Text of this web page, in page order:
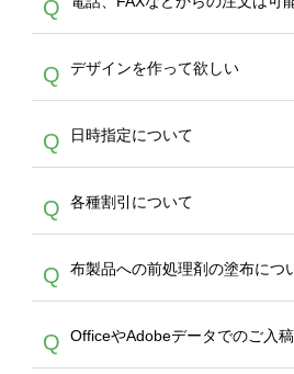
は、サポートが担当する
やタンブラーコンシェル
作する数量が多ければ
サービスよりも低価格
す。
ドできるデータ形式は
PDF 形式になります。
写真などもアップロー
い画像はエラーになり
らの直接入稿には対応
し、デザインツールか
い）
Q
A
文のみ受け付けており
作をお考えの方は、サ
スをご利用頂ければ、
でご注文が可能です。
Q デザインを作って欲しい
A
を作って欲しい。など
30個以上であれば、サ
バッグコンシェル
ビスをご利用ください
は、デザインツールを
Q 日時指定について
A
ん。発送後18時以降に
メールでお知らせいた
者にご連絡いただき調
Q 各種割引について
A
カート内で自動的に割
ます。 【付与ポイント
イントとして付与され
ント＝1円としてお使い
トは発送完了の翌日に
Q 布製品への前処理剤の塗布につ
A
意点（前処理剤）】カ
ワイト、トートバッグ
Q OfficeやAdobeデータでのご入